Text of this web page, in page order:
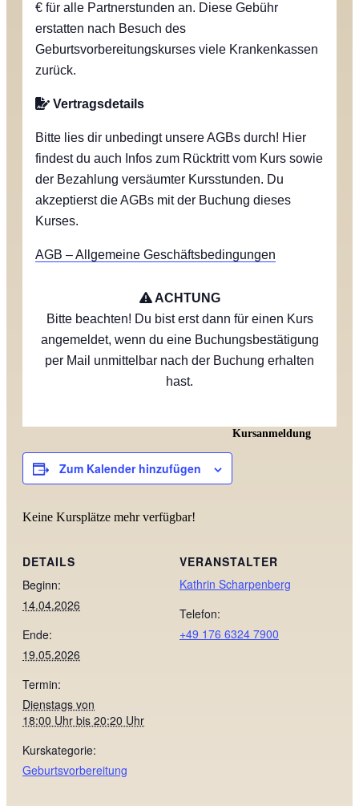
€ für alle Partnerstunden an. Diese Gebühr
erstatten nach Besuch des
Geburtsvorbereitungskurses viele Krankenkassen
zurück.
Vertragsdetails
Bitte lies dir unbedingt unsere AGBs durch! Hier
findest du auch Infos zum Rücktritt vom Kurs sowie
der Bezahlung versäumter Kursstunden. Du
akzeptierst die AGBs mit der Buchung dieses
Kurses.
AGB – Allgemeine Geschäftsbedingungen
ACHTUNG
Bitte beachten! Du bist erst dann für einen Kurs
angemeldet, wenn du eine Buchungsbestätigung
per Mail unmittelbar nach der Buchung erhalten
hast.
Zum Kalender hinzufügen
DETAILS
Beginn:
14.04.2026
Ende:
19.05.2026
Termin:
Dienstags von
18:00 Uhr bis 20:20 Uhr
Kurskategorie:
Geburtsvorbereitung
VERANSTALTER
Kathrin Scharpenberg
Telefon:
+49 176 6324 7900
Kursanmeldung
Keine Kursplätze mehr verfügbar!